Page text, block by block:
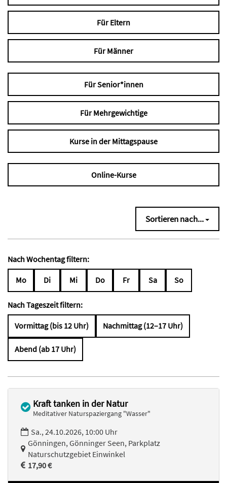
Für Eltern
Für Männer
Für Senior*innen
Für Mehrgewichtige
Kurse in der Mittagspause
Online-Kurse
Sortieren nach...
Nach Wochentag filtern:
Mo Di Mi Do Fr Sa So
Nach Tageszeit filtern:
Vormittag (bis 12 Uhr) Nachmittag (12–17 Uhr)
Abend (ab 17 Uhr)
Kraft tanken in der Natur
Meditativer Naturspaziergang "Wasser"
Sa., 24.10.2026, 10:00 Uhr
Gönningen, Gönninger Seen, Parkplatz
Naturschutzgebiet Einwinkel
17,90 €